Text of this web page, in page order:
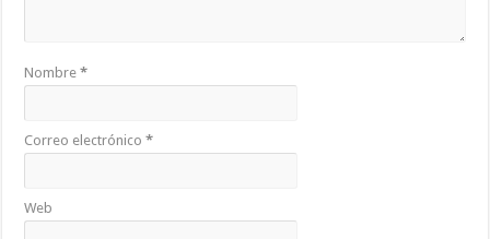
Nombre*
Correo electrónico*
Web